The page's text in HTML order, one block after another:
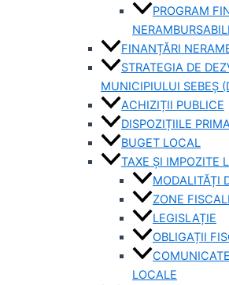
PROGRAM
FINANȚĂRI
STRATEGIA DE
MUNICIPIULUI SEBEȘ
ACHIZIȚII PUBLICE
DISPOZIȚIILE
BUGET LOCAL
TAXE ȘI IMPOZITE
MODALITĂȚI
ZONE
LEGISLAȚIE
OBLIGAȚII
LOCALE